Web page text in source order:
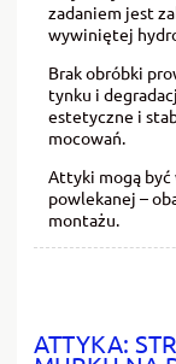
zadaniem jest
wywiniętej
Brak obróbki
tynku i
estetyczne i
mocowań.
Attyki mogą być
powlekanej –
montażu.
ATTYKA: